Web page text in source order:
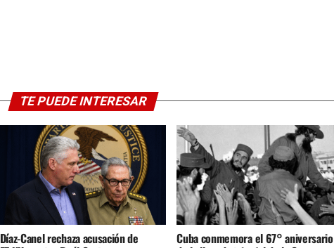
TE PUEDE INTERESAR
Díaz-Canel rechaza acusación de Cuba conmemora el 67° aniversario